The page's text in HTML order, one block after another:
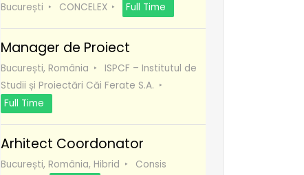
București CONCELEX Full Time
Manager de Proiect
București, România
ISPCF – Institutul de
Studii și Proiectări Căi Ferate S.A.
Full Time
Arhitect Coordonator
București, România, Hibrid
Consis